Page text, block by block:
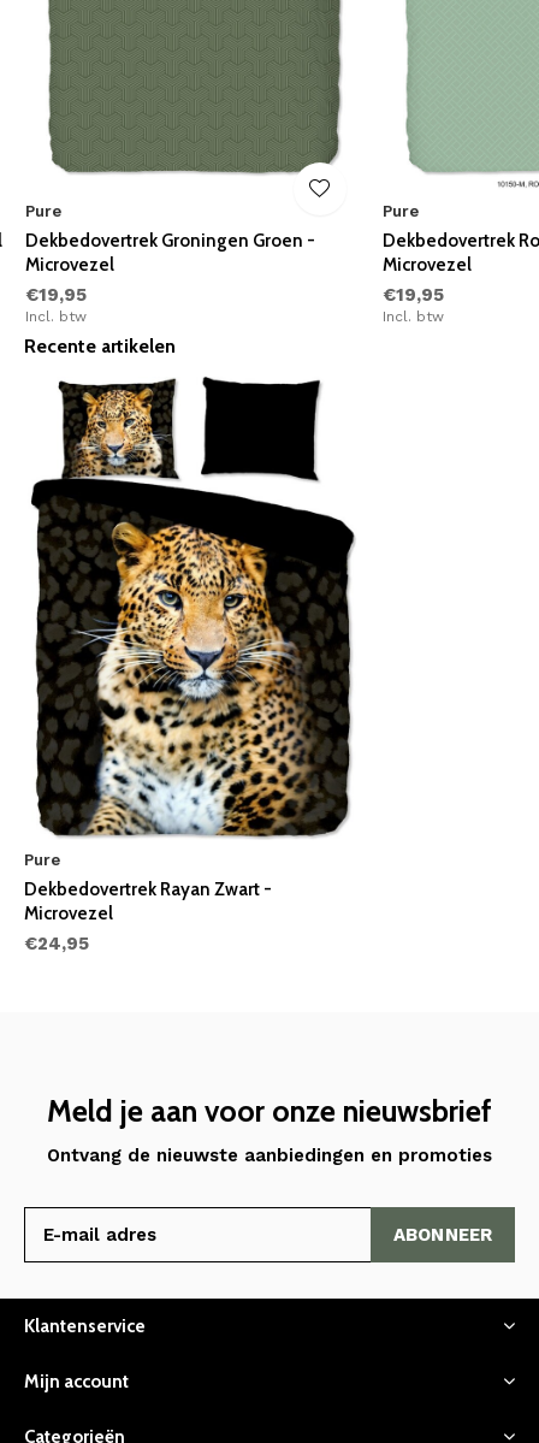
Pure
Dekbedovertrek Groningen Groen -
Microvezel
€19,95
Incl. btw
Pure
Dekbedovertrek
Microvezel
€19,95
Incl. btw
Recente artikelen
Pure
Dekbedovertrek Rayan Zwart -
Microvezel
€24,95
Meld je aan voor onze nieuwsbrief
Ontvang de nieuwste aanbiedingen en promoties
ABONNEER
Klantenservice
Mijn account
Categorieën